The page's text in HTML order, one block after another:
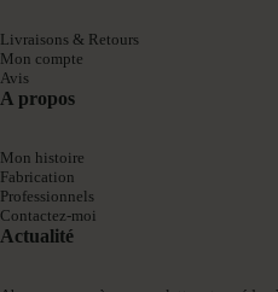
Livraisons & Retours
Mon compte
Avis
A propos
Mon histoire
Fabrication
Professionnels
Contactez-moi
Actualité